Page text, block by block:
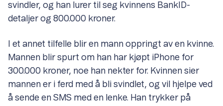
svindler, og han lurer til seg kvinnens BankID-
detaljer og 800.000 kroner.
I et annet tilfelle blir en mann oppringt av en kvinne.
Mannen blir spurt om han har kjøpt iPhone for
300.000 kroner, noe han nekter for. Kvinnen sier
mannen er i ferd med å bli svindlet, og vil hjelpe ved
å sende en SMS med en lenke. Han trykker på